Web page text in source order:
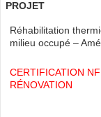
PROJET
Réhabilitation
milieu occupé –
CERTIFICATION
RÉNOVATION